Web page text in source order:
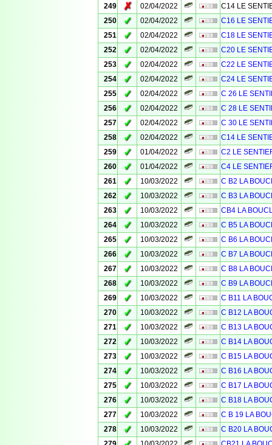
249
✗ 02/04/2022
C14 LE
250
✓ 02/04/2022
C16 LE
251
✓ 02/04/2022
C18 LE
252
✓ 02/04/2022
C20 LE
253
✓ 02/04/2022
C22 LE
254
✓ 02/04/2022
C24 LE
255
✓ 02/04/2022
C 26 LE
256
✓ 02/04/2022
C 28 LE
257
✓ 02/04/2022
C 30 LE
258
✓ 02/04/2022
C14 LE
259
✓ 01/04/2022
C2 LE
260
✓ 01/04/2022
C4 LE
261
✓ 10/03/2022
C B2 LA
262
✓ 10/03/2022
C B3 LA
263
✓ 10/03/2022
CB4 LA
264
✓ 10/03/2022
C B5 LA
265
✓ 10/03/2022
C B6 LA
266
✓ 10/03/2022
C B7 LA
267
✓ 10/03/2022
C B8 LA
268
✓ 10/03/2022
C B9 LA
269
✓ 10/03/2022
C B11 LA
270
✓ 10/03/2022
C B12 LA
271
✓ 10/03/2022
C B13 LA
272
✓ 10/03/2022
C B14 LA
273
✓ 10/03/2022
C B15 LA
274
✓ 10/03/2022
C B16 LA
275
✓ 10/03/2022
C B17 LA
276
✓ 10/03/2022
C B18 LA
277
✓ 10/03/2022
C B 19 LA
278
✓ 10/03/2022
C B20 LA